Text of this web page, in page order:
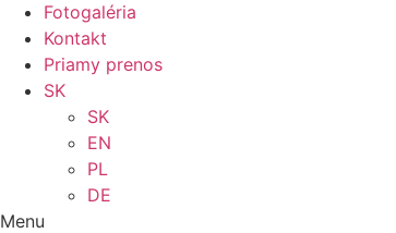
Fotogaléria
Kontakt
Priamy prenos
SK
SK
EN
PL
DE
Menu